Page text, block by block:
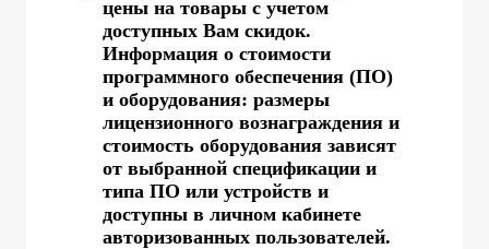
цены на товары с учетом
доступных Вам скидок.
Информация о стоимости
программного обеспечения (ПО)
и оборудования: размеры
лицензионного вознаграждения и
стоимость оборудования зависят
от выбранной спецификации и
типа ПО или устройств и
доступны в личном кабинете
авторизованных пользователей.